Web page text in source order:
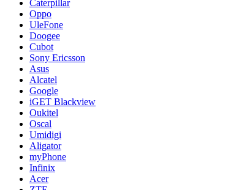
Caterpillar
Oppo
UleFone
Doogee
Cubot
Sony Ericsson
Asus
Alcatel
Google
iGET Blackview
Oukitel
Oscal
Umidigi
Aligator
myPhone
Infinix
Acer